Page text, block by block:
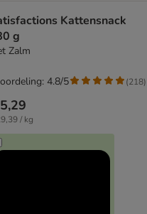
Kattensnack
g
Zalm
/ kg
4.8/5 (218)